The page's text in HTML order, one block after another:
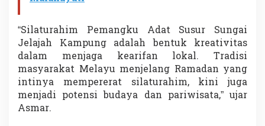
“Silaturahim Pemangku Adat Susur Sungai
Jelajah Kampung adalah bentuk kreativitas
dalam menjaga kearifan lokal. Tradisi
masyarakat Melayu menjelang Ramadan yang
intinya mempererat silaturahim, kini juga
menjadi potensi budaya dan pariwisata,” ujar
Asmar.